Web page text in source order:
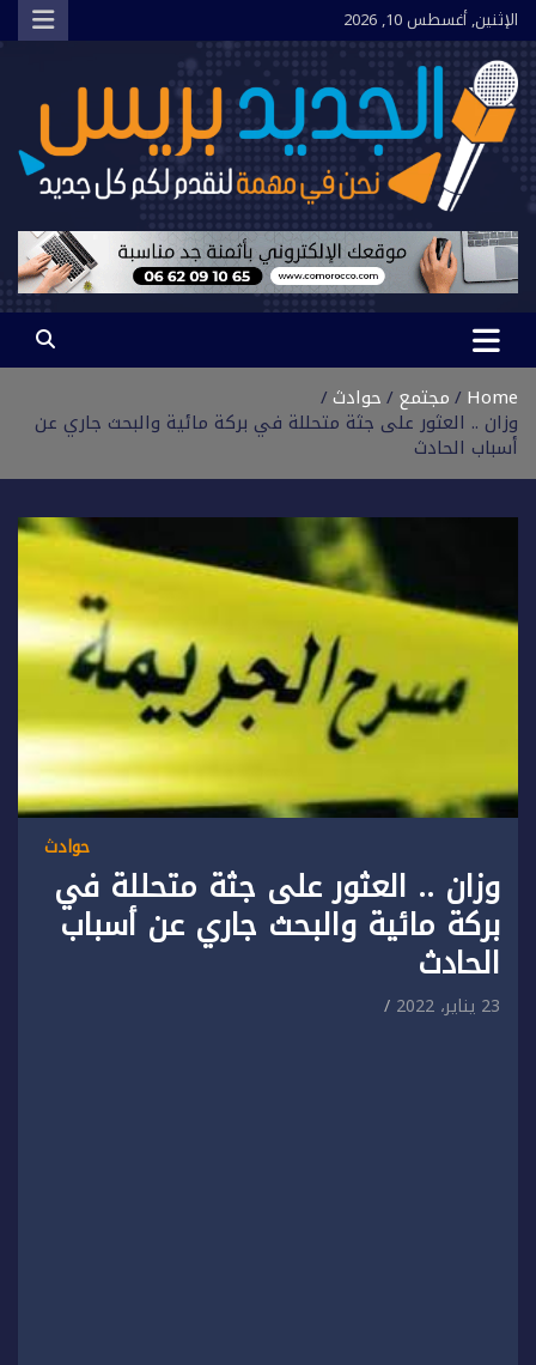
Skip
to
content
الإثنين, أغسطس 10, 2026
الجديد بريس
نحن في مهمة لنقدم لكم كل جديد
Home مجتمع حوادث
وزان .. العثور على جثة متحللة في بركة مائية والبحث جاري عن
أسباب الحادث
حوادث
وزان .. العثور على جثة متحللة في
بركة مائية والبحث جاري عن أسباب
الحادث
23 يناير، 2022